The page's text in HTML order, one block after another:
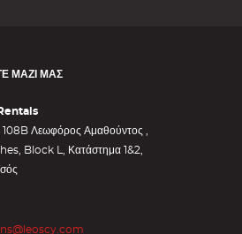
ΜΑΖΊ ΜΑΣ
108B Λεωφόρος Αμαθούντος ,
Block L, Κατάστημα 1&2,